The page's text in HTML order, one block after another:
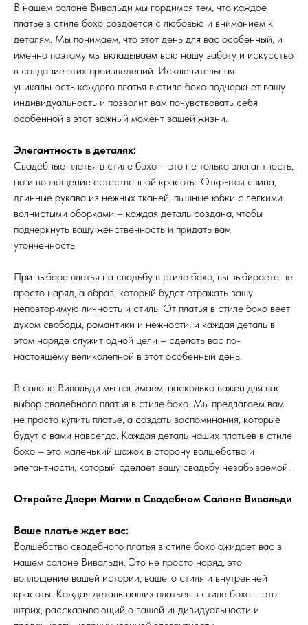
В нашем салоне Вивальди мы гордимся тем, что каждое
платье в стиле бохо создается с любовью и вниманием к
деталям. Мы понимаем, что этот день для вас особенный, и
именно поэтому мы вкладываем всю нашу заботу и искусство
в создание этих произведений. Исключительная
уникальность каждого платья в стиле бохо подчеркнет вашу
индивидуальность и позволит вам почувствовать себя
особенной в этот важный момент вашей жизни.
Элегантность в деталях:
Свадебные платья в стиле бохо – это не только элегантность,
но и воплощение естественной красоты. Открытая спина,
длинные рукава из нежных тканей, пышные юбки с легкими
волнистыми оборками – каждая деталь создана, чтобы
подчеркнуть вашу женственность и придать вам
утонченность.
При выборе платья на свадьбу в стиле бохо, вы выбираете не
просто наряд, а образ, который будет отражать вашу
неповторимую личность и стиль. От платья в стиле бохо веет
духом свободы, романтики и нежности, и каждая деталь в
этом наряде служит одной цели – сделать вас по-
настоящему великолепной в этот особенный день.
В салоне Вивальди мы понимаем, насколько важен для вас
выбор свадебного платья в стиле бохо. Мы предлагаем вам
не просто купить платье, а создать воспоминания, которые
будут с вами навсегда. Каждая деталь наших платьев в стиле
бохо – это маленький шажок в сторону волшебства и
элегантности, который сделает вашу свадьбу незабываемой.
Откройте Двери Магии в Свадебном Салоне Вивальди
Ваше платье ждет вас:
Волшебство свадебного платья в стиле бохо ожидает вас в
нашем салоне Вивальди. Это не просто наряд, это
воплощение вашей истории, вашего стиля и внутренней
красоты. Каждая деталь наших платьев в стиле бохо – это
штрих, рассказывающий о вашей индивидуальности и